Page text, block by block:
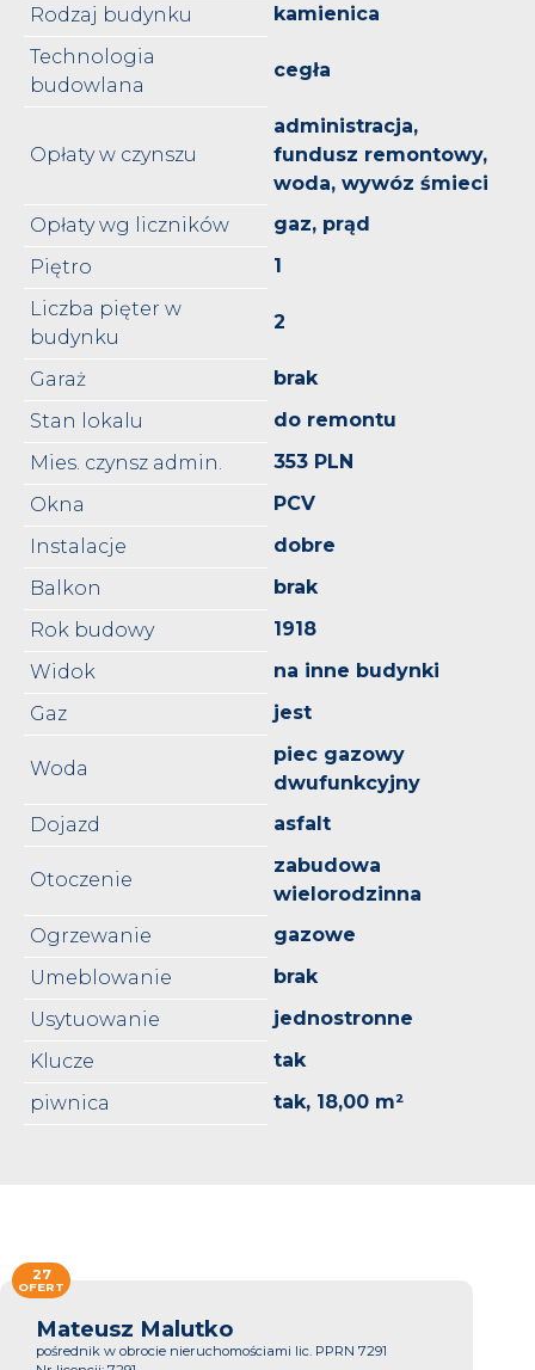
Rodzaj budynku
kamienica
Technologia
budowlana
cegła
Opłaty w czynszu
administracja,
fundusz remontowy,
woda, wywóz śmieci
Opłaty wg liczników
gaz, prąd
Piętro
1
Liczba pięter w
budynku
2
Garaż
brak
Stan lokalu
do remontu
Mies. czynsz admin.
353 PLN
Okna
PCV
Instalacje
dobre
Balkon
brak
Rok budowy
1918
Widok
na inne budynki
Gaz
jest
Woda
piec gazowy
dwufunkcyjny
Dojazd
asfalt
Otoczenie
zabudowa
wielorodzinna
Ogrzewanie
gazowe
Umeblowanie
brak
Usytuowanie
jednostronne
Klucze
tak
piwnica
tak, 18,00 m²
Mateusz Malutko
pośrednik w obrocie nieruchomościami lic. PPRN 7291
27
OFERT